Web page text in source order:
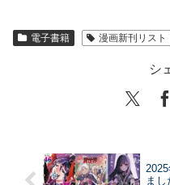
電子書籍 漫画新刊リスト
シ
ま